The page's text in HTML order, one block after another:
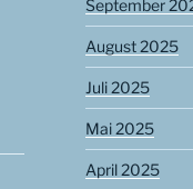
September
August 2025
Juli 2025
Mai 2025
April 2025